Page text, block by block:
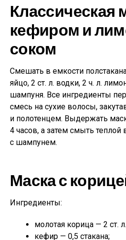
Классическая
кефиром и
соком
Смешать в емкости
яйцо, 2 ст. л. водки, 2 ч. л.
шампуня. Все ингредиенты
смесь на сухие волосы,
и полотенцем. Выдержать
4 часов, а затем смыть
с шампунем.
Маска с
Ингредиенты:
молотая корица — 2 ст.
кефир — 0,5 стакана;